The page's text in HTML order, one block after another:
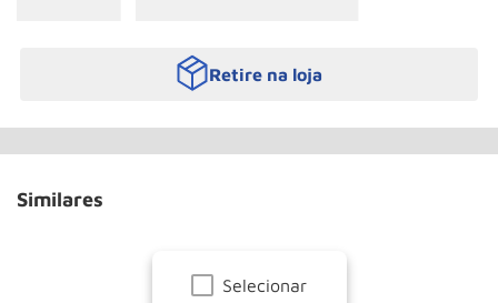
Retire na loja
Similares
Selecionar